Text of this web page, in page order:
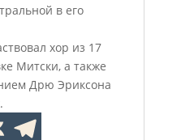
в его
хор из 17
Митски, а также
Дрю Эриксона